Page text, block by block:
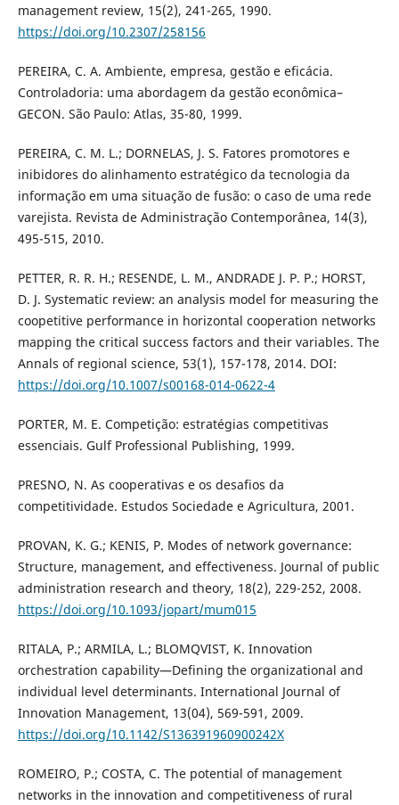
management review, 15(2), 241-265, 1990.
https://doi.org/10.2307/258156
PEREIRA, C. A. Ambiente, empresa, gestão e eficácia.
Controladoria: uma abordagem da gestão econômica–
GECON. São Paulo: Atlas, 35-80, 1999.
PEREIRA, C. M. L.; DORNELAS, J. S. Fatores promotores e
inibidores do alinhamento estratégico da tecnologia da
informação em uma situação de fusão: o caso de uma rede
varejista. Revista de Administração Contemporânea, 14(3),
495-515, 2010.
PETTER, R. R. H.; RESENDE, L. M., ANDRADE J. P. P.; HORST,
D. J. Systematic review: an analysis model for measuring the
coopetitive performance in horizontal cooperation networks
mapping the critical success factors and their variables. The
Annals of regional science, 53(1), 157-178, 2014. DOI:
https://doi.org/10.1007/s00168-014-0622-4
PORTER, M. E. Competição: estratégias competitivas
essenciais. Gulf Professional Publishing, 1999.
PRESNO, N. As cooperativas e os desafios da
competitividade. Estudos Sociedade e Agricultura, 2001.
PROVAN, K. G.; KENIS, P. Modes of network governance:
Structure, management, and effectiveness. Journal of public
administration research and theory, 18(2), 229-252, 2008.
https://doi.org/10.1093/jopart/mum015
RITALA, P.; ARMILA, L.; BLOMQVIST, K. Innovation
orchestration capability—Defining the organizational and
individual level determinants. International Journal of
Innovation Management, 13(04), 569-591, 2009.
https://doi.org/10.1142/S136391960900242X
ROMEIRO, P.; COSTA, C. The potential of management
networks in the innovation and competitiveness of rural